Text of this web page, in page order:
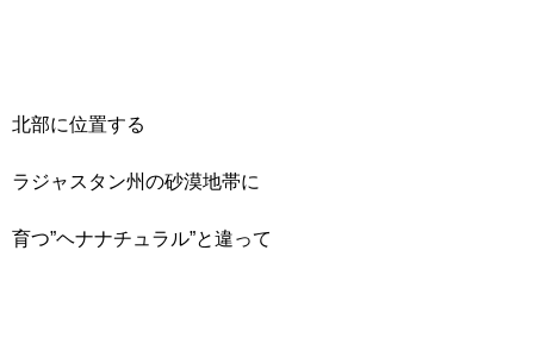
北部に位置する
ラジャスタン州の砂漠地帯に
育つ”ヘナナチュラル”と違って